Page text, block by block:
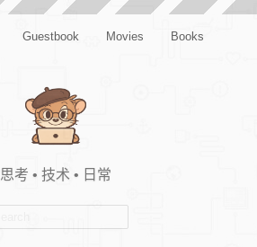
Guestbook Movies Books
思考 • 技术 • 日常